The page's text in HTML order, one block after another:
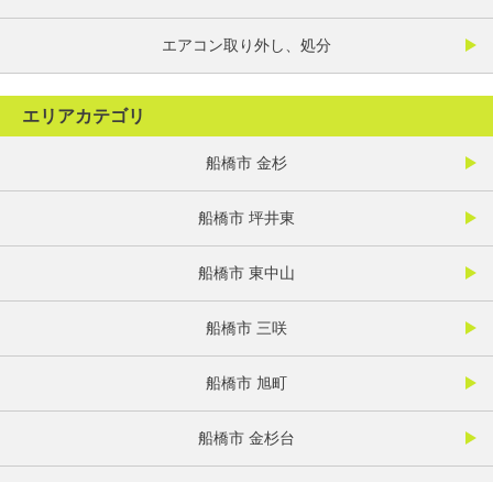
エアコン取り外し、処分
エリアカテゴリ
船橋市 金杉
船橋市 坪井東
船橋市 東中山
船橋市 三咲
船橋市 旭町
船橋市 金杉台